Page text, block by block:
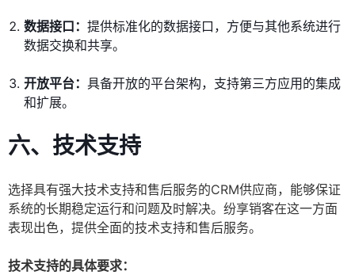
数据接口： 提供标准化的数据接口，方便与其他系统进行
数据交换和共享。
开放平台： 具备开放的平台架构，支持第三方应用的集成
和扩展。
六、技术支持
选择具有强大技术支持和售后服务的CRM供应商，能够保证
系统的长期稳定运行和问题及时解决。纷享销客在这一方面
表现出色，提供全面的技术支持和售后服务。
技术支持的具体要求：